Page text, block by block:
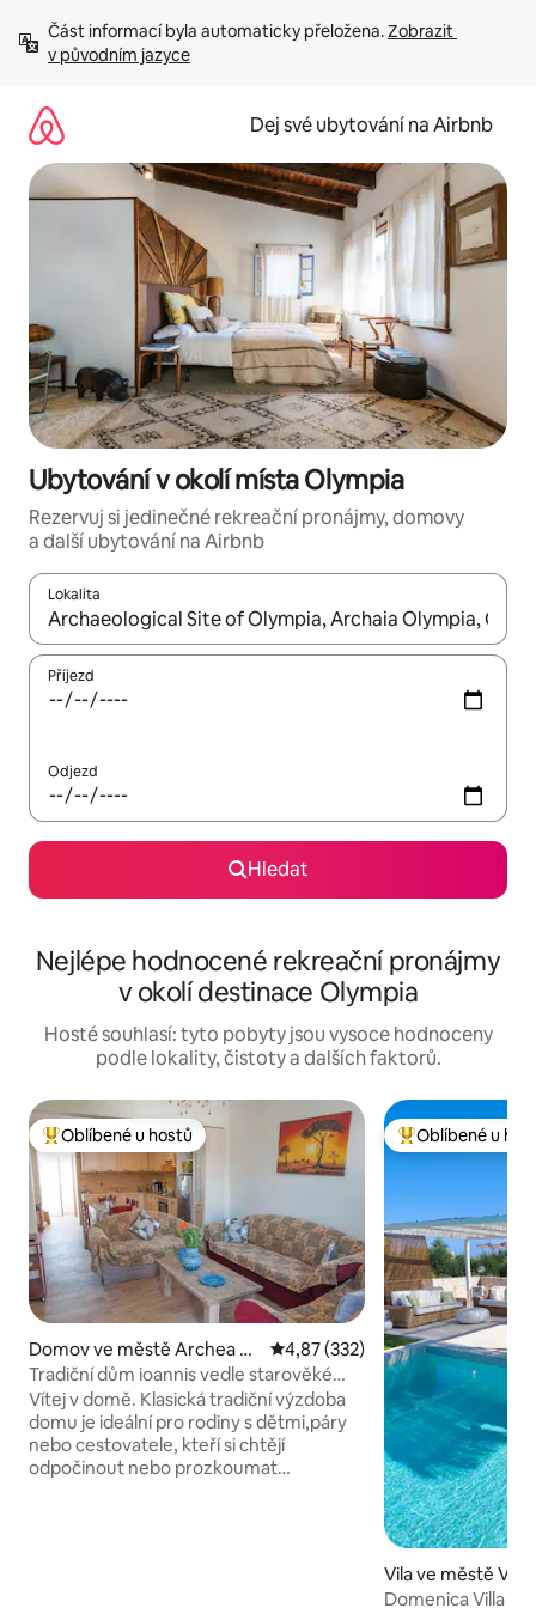
obsah
Část informací byla automaticky přeložena. Zobrazit
v původním jazyce
Dej své ubytování na Airbnb
Ubytování v okolí místa Olympia
Rezervuj si jedinečné rekreační pronájmy, domovy
a další ubytování na Airbnb
Lokalita
Až budou výsledky k dispozici, můžeš si je procházet pomocí
Příjezd
Odjezd
Hledat
Nejlépe hodnocené rekreační pronájmy
v okolí destinace Olympia
Hosté souhlasí: tyto pobyty jsou vysoce hodnoceny
podle lokality, čistoty a dalších faktorů.
Nejlepší v kategorii Oblíbené u hostů
Oblíbené u hostů
Domov ve městě Archea Pi
ssa
Průměrné hodnocení 4,87 z 5,
4,87 (332)
Tradiční dům ioannis vedle starověké
Olympie
Vítej v domě. Klasická tradiční výzdoba
domu je ideální pro rodiny s dětmi,páry
nebo cestovatele, kteří si chtějí
odpočinout nebo prozkoumat
Nejlepší v
Oblíbené u
Vila ve městě
Domenica Villa |